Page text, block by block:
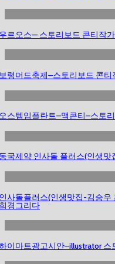
르오스— 스토리보드 콘티작
령머드축제–스토리보드 콘티
스템임플란트–맥콘티–스토
국제약 인사돌 플러스(인생
사돌플러스(인생맛집-김승우
경그리다
이마트광고시안–illustrator 스